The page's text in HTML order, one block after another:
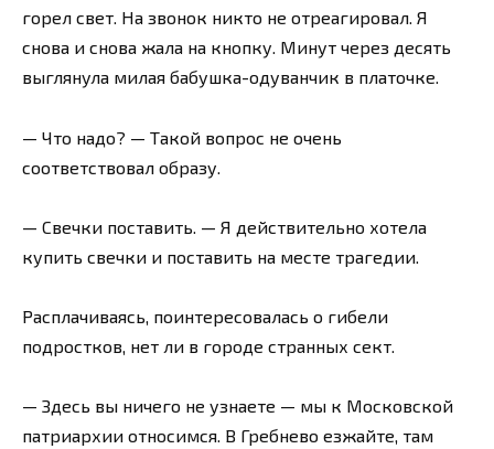
горел свет. На звонок никто не отреагировал. Я
снова и снова жала на кнопку. Минут через десять
выглянула милая бабушка-одуванчик в платочке.
— Что надо? — Такой вопрос не очень
соответствовал образу.
— Свечки поставить. — Я действительно хотела
купить свечки и поставить на месте трагедии.
Расплачиваясь, поинтересовалась о гибели
подростков, нет ли в городе странных сект.
— Здесь вы ничего не узнаете — мы к Московской
патриархии относимся. В Гребнево езжайте, там